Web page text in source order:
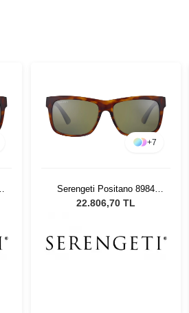
+7
Serengeti Positano 8984
Erkek Güneş Gözlüğü
22.806,70 TL